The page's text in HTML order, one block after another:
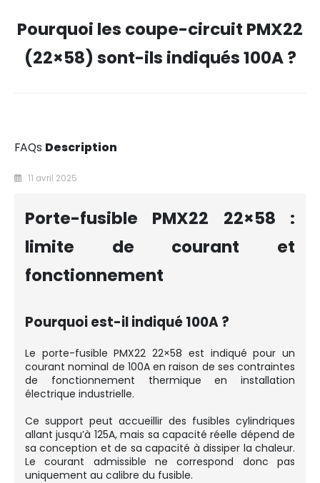
Pourquoi les coupe-circuit PMX22
(22×58) sont-ils indiqués 100A ?
FAQs Description
11 avril 2025
Porte-fusible PMX22 22×58 :
limite de courant et
fonctionnement
Pourquoi est-il indiqué 100A ?
Le porte-fusible PMX22 22×58 est indiqué pour un
courant nominal de 100A en raison de ses contraintes
de fonctionnement thermique en installation
électrique industrielle.
Ce support peut accueillir des fusibles cylindriques
allant jusqu’à 125A, mais sa capacité réelle dépend de
sa conception et de sa capacité à dissiper la chaleur.
Le courant admissible ne correspond donc pas
uniquement au calibre du fusible.